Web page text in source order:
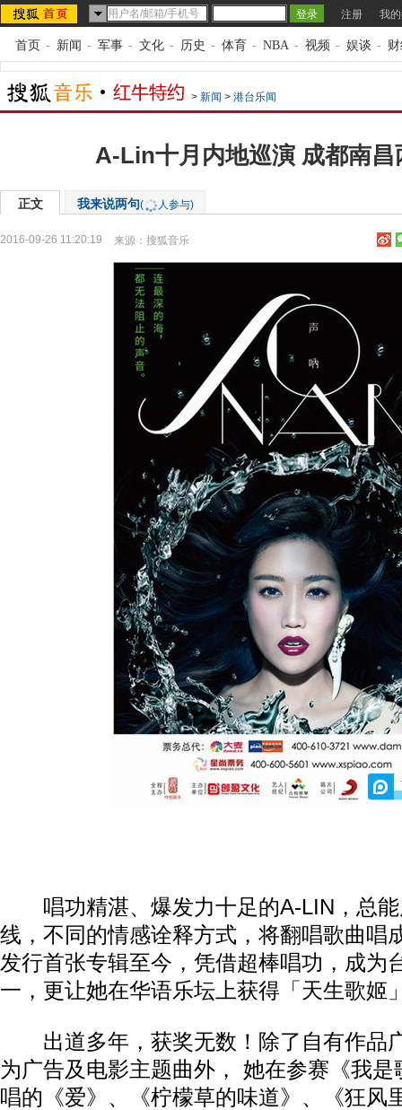
注册 我
首页 - 新闻 - 军事 - 文化 - 历史 - 体育 - NBA - 视频 - 娱谈 -
> 新闻 > 港台乐闻
A-Lin十月内地巡演 成都南昌
正文 我来说两句( 人参与)
2016-09-26 11:20:19 来源： 搜狐音乐
唱功精湛、爆发力十足的A-LIN，总能
线，不同的情感诠释方式，将翻唱歌曲唱
发行首张专辑至今，凭借超棒唱功，成为
一，更让她在华语乐坛上获得「天生歌姬
出道多年，获奖无数！除了自有作品
为广告及电影主题曲外， 她在参赛《我
唱的《爱》、《柠檬草的味道》、《狂风
动物系恋人啊 |